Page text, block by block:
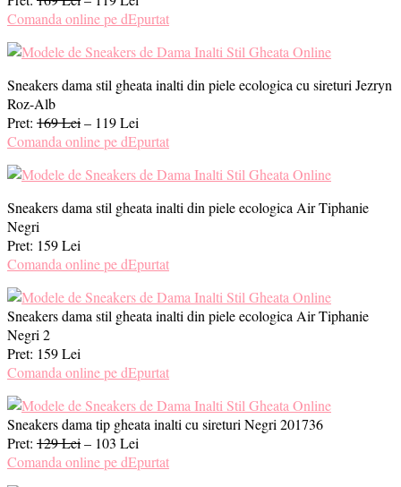
Comanda online pe dEpurtat
Sneakers dama stil gheata inalti din piele ecologica cu sireturi Jezryn
Roz-Alb
Pret: 169 Lei– 119 Lei
Comanda online pe dEpurtat
Sneakers dama stil gheata inalti din piele ecologica Air Tiphanie
Negri
Pret: 159 Lei
Comanda online pe dEpurtat
Sneakers dama stil gheata inalti din piele ecologica Air Tiphanie
Negri 2
Pret: 159 Lei
Comanda online pe dEpurtat
Sneakers dama tip gheata inalti cu sireturi Negri 201736
Pret: 129 Lei– 103 Lei
Comanda online pe dEpurtat